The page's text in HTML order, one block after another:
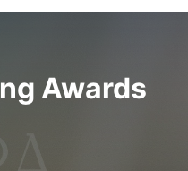
Awards